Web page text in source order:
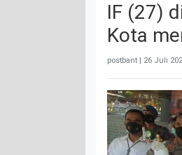
IF (27)
Kota
postbant | 26 Juli